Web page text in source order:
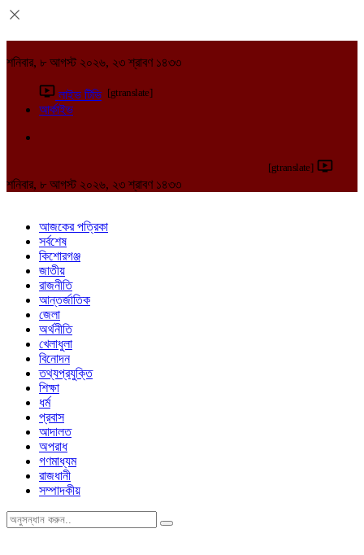
শনিবার, ৮ আগস্ট ২০২৬, ২৩ শ্রাবণ ১৪৩৩
লাইভ টিভি [gtranslate]
আর্কাইভ
[gtranslate]
শনিবার, ৮ আগস্ট ২০২৬, ২৩ শ্রাবণ ১৪৩৩
আজকের পত্রিকা
সর্বশেষ
কিশোরগঞ্জ
জাতীয়
রাজনীতি
আন্তর্জাতিক
জেলা
অর্থনীতি
খেলাধুলা
বিনোদন
তথ্যপ্রযুক্তি
শিক্ষা
ধর্ম
প্রবাস
আদালত
অপরাধ
গণমাধ্যম
রাজধানী
সম্পাদকীয়